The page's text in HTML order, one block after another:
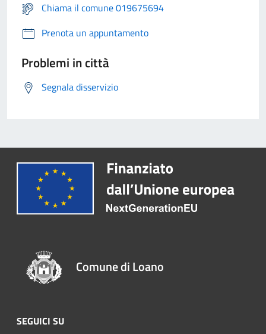
Chiama il comune 019675694
Prenota un appuntamento
Problemi in città
Segnala disservizio
Comune di Loano
SEGUICI SU